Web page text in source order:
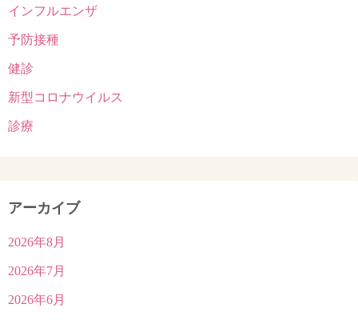
インフルエンザ
予防接種
健診
新型コロナウイルス
診療
アーカイブ
2026年8月
2026年7月
2026年6月